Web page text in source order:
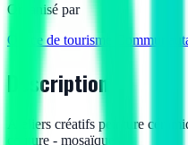
Organisé par
Office de tourisme
Description
Ateliers créatifs peinture
couture - mosaïque